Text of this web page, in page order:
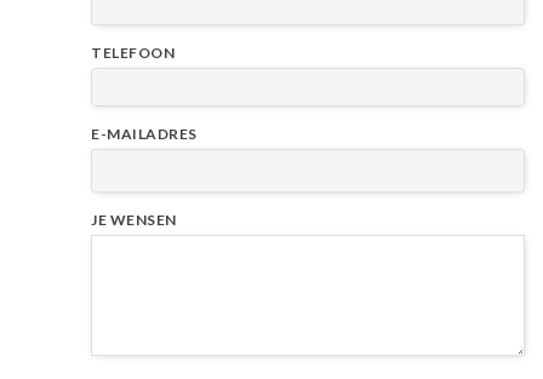
TELEFOON
E-MAILADRES
JE WENSEN